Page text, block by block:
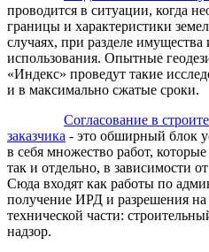
проводится в ситуации, когда
границы и характеристики
случаях, при разделе
использования. Опытные
«Индекс» проведут такие
и в максимально сжатые сроки.
Согласование в
заказчика - это обширный блок
в себя множество работ,
так и отдельно, в зависимости
Сюда входят как работы по
получение ИРД и разрешения на
технической части:
надзор.